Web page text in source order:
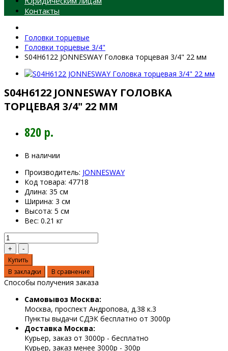
Контакты
Головки торцевые
Головки торцевые 3/4"
S04H6122 JONNESWAY Головка торцевая 3/4" 22 мм
S04H6122 JONNESWAY ГОЛОВКА
ТОРЦЕВАЯ 3/4" 22 ММ
820 р.
В наличии
Производитель: JONNESWAY
Код товара: 47718
Длина: 35 см
Ширина: 3 см
Высота: 5 см
Вес: 0.21 кг
Купить
В закладки
В сравнение
Способы получения заказа
Самовывоз Москва:
Москва, проспект Андропова, д.38 к.3
Пункты выдачи СДЭК бесплатно от 3000р
Доставка Москва:
Курьер, заказ от 3000р - бесплатно
Курьер, заказ менее 3000р - 300р